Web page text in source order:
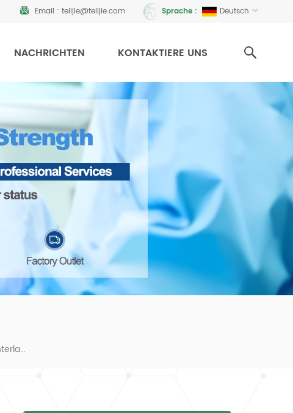
Sprache : Deutsch
Email : telijie@telijie.com
NACHRICHTEN KONTAKTIERE UNS
Wasserdichte Medizinische Einwegunterlagen